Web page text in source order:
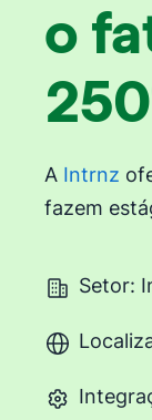
o
A Intrnz
fazem
Setor: